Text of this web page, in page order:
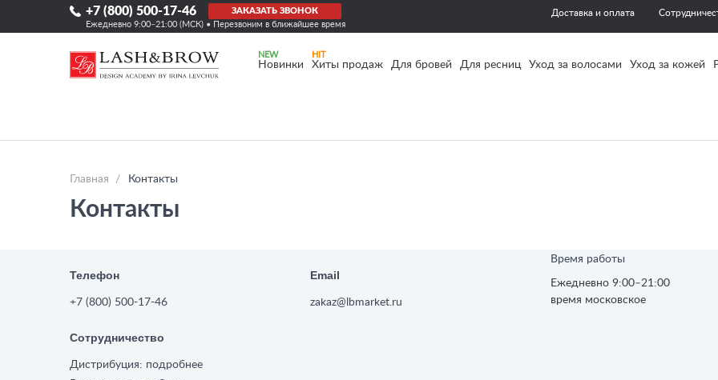
+7 (800) 500-17-46
ЗАКАЗАТЬ ЗВОНОК
Ежедневно 9:00–21:00 (МСК) • Перезвоним в ближайшее время
Доставка и оплата
Новинки Хиты продаж Для бровей Для ресниц Уход за волосами Уход за кожей
Главная Контакты
Контакты
Телефон
+7 (800) 500-17-46
Email
zakaz@lbmarket.ru
Время работы
Ежедневно 9:00–21:00
время московское
Сотрудничество
Дистрибуция: подробнее